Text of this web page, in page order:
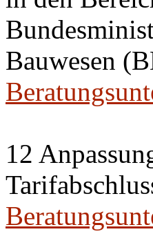
Bauwesen
12